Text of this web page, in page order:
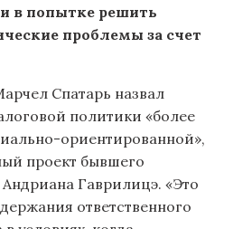
в попытке решить
проблемы за счет
Спатарь назвал
политики «более
ориентированной»,
проект бывшего
Гаврилицэ. «Это
ответственного